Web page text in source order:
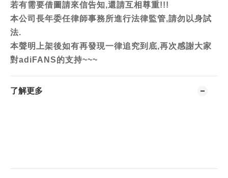
若有需要借圖請來信告知,還請互相尊重!!!
本公司長年委任律師事務所進行法律監管,請勿以身試
法.
本聲明上架後如有再發現一律追究到底,再次感謝大家
對adiFANS的支持~~~
了解更多